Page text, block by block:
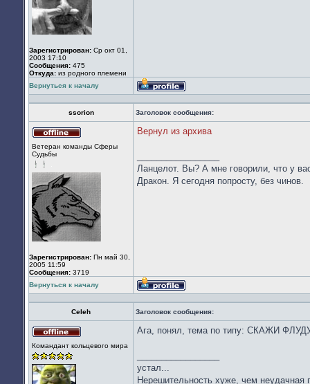
Зарегистрирован: Ср окт 01,
2003 17:10
Сообщения: 475
Откуда: из родного племени
Вернуться к началу
Профиль
ssorion Заголовок сообщения:
в
Ветеран команды Сферы
Судьбы
Зарегистрирован: Пн май 30,
2005 11:59
Сообщения: 3719
Вернул из архива
Ланцелот. Вы? А мне говорили, что у
Дракон. Я сегодня попросту, без чинов.
Вернуться к началу
Профиль
Celeh Заголовок сообщения:
в
Командант кольцевого мира
Ага, понял, тема по типу: СКАЖИ
устал...
Нерешительность хуже, чем неудачная